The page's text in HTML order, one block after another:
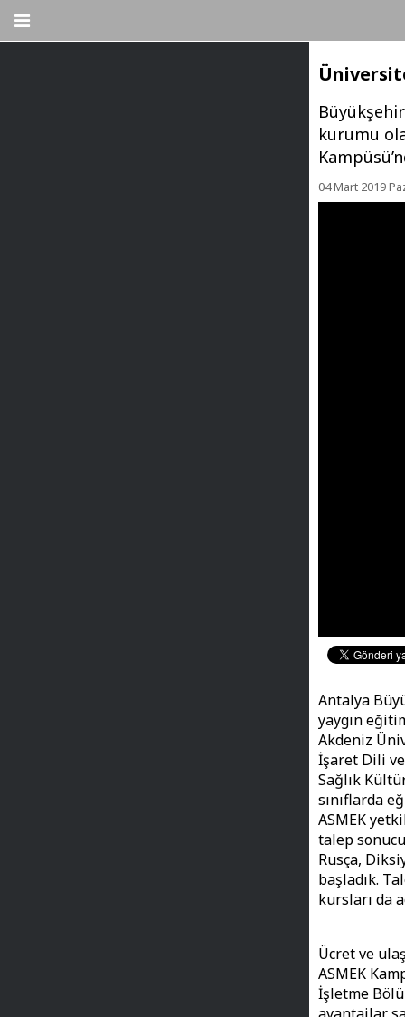
kurumu
04 Mart 2019
Antalya
yaygın
Akdeniz
İşaret Dili
Sağlık
sınıflarda
ASMEK
talep
Rusça,
başladık.
kursları da
Ücret ve
ASMEK
İşletme